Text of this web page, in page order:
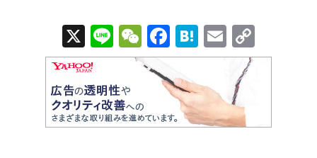
X
Li
n
e
W
e
C
at
F
a
c
e
b
H
at
e
n
a
E
m
ail
o
Li